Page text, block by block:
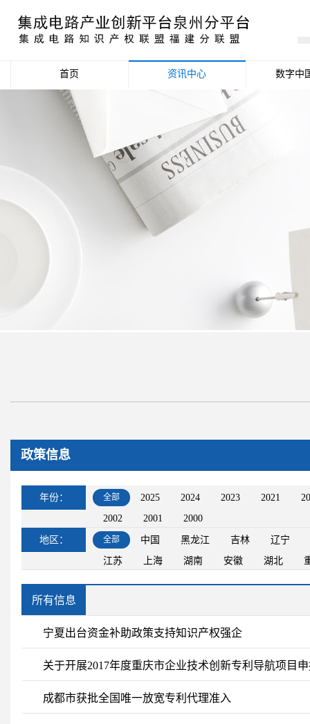
首页 资讯中心
政策信息
活动公告
数据统计分析
数字中
政策信息
年份： 全部 2025 2024 2023 2021
2002
2001 2000
地区： 全部 中国 黑龙江 吉林
辽宁
江苏
上海 湖南 安徽 湖北
所有信息
宁夏出台资金补助政策支持知识产权强企
关于开展2017年度重庆市企业技术创新专利导航项目
成都市获批全国唯一放宽专利代理准入